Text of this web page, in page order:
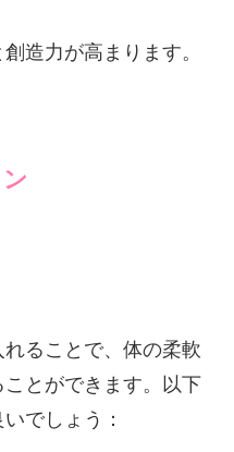
造力が高まります。
ることで、体の柔軟
とができます。以下
でしょう：